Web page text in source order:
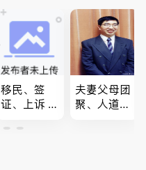
移民、签
证、上诉 --
责、全程跟
夫妻父母团
聚、人道移